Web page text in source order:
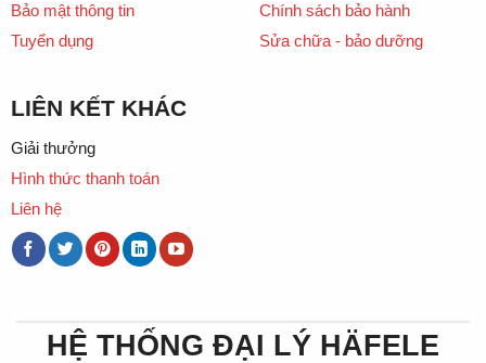
Bảo mật thông tin
Tuyển dụng
Chính sách bảo hành
Sửa chữa - bảo dưỡng
LIÊN KẾT KHÁC
Giải thưởng
Hình thức thanh toán
Liên hệ
HỆ THỐNG ĐẠI LÝ HÄFELE